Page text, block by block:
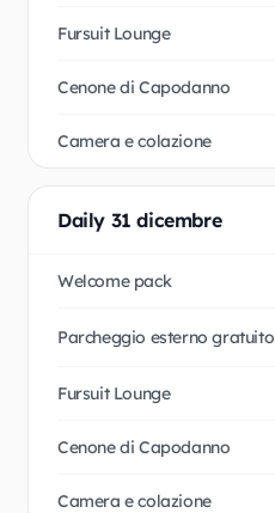
Fursuit Lounge
Cenone di Capodanno
Camera e colazione
Daily 31 dicembre
Welcome pack
Parcheggio esterno gratuito
Fursuit Lounge
Cenone di Capodanno
Camera e colazione